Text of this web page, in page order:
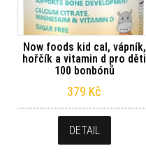
Now foods kid cal, vápník,
hořčík a vitamin d pro děti
100 bonbónů
379 Kč
DETAIL